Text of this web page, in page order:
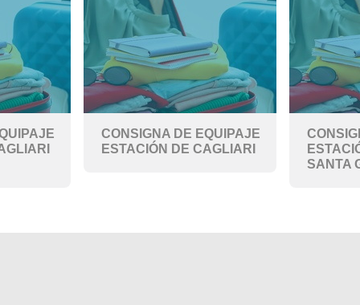
CONSIGNA DE EQUIPAJE
ESTACIÓN DE CAGLIARI
SANTA